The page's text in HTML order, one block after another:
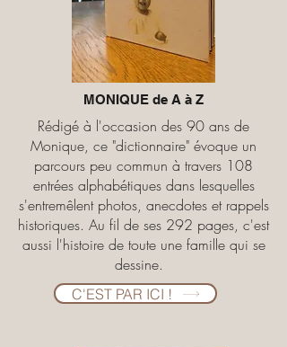
MONIQUE de A à Z
Rédigé à l'occasion des 90 ans de
Monique, ce "dictionnaire" évoque un
parcours peu commun à travers 108
entrées alphabétiques dans lesquelles
s'entremêlent photos, anecdotes et rappels
historiques. Au fil de ses 292 pages, c'est
aussi l'histoire de toute une famille qui se
dessine.
C'EST PAR ICI !